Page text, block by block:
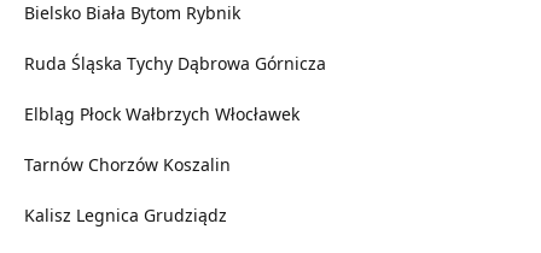
Bielsko Biała Bytom Rybnik
Ruda Śląska Tychy Dąbrowa Górnicza
Elbląg Płock Wałbrzych Włocławek
Tarnów Chorzów Koszalin
Kalisz Legnica Grudziądz